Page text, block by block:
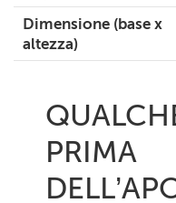
Dimensione (base x
altezza)
PRIMA